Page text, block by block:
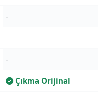
-
-
Çıkma Orijinal